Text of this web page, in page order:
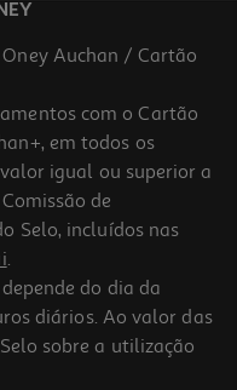
Auchan / Cartão
com o Cartão
em todos os
igual ou superior a
de
Selo, incluídos nas
.
do dia da
diários. Ao valor das
sobre a utilização